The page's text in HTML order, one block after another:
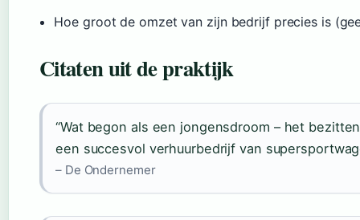
Hoe groot de omzet van zijn bedrijf precies is
Citaten uit de praktijk
“Wat begon als een jongensdroom – het
een succesvol verhuurbedrijf van
– De Ondernemer